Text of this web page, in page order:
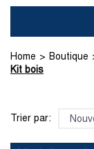
Home Boutique
Kit bois
Trier par: